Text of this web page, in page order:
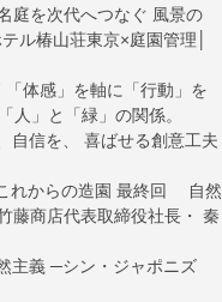
庭を次代へつなぐ 風景の
ル椿山荘東京×庭園管理│
「体感」を軸に「行動」を
人」と「緑」の関係。
自信を、 喜ばせる創意工夫
れからの造園 最終回 自然
藤商店代表取締役社長・ 秦
主義 ─シン・ジャポニズ